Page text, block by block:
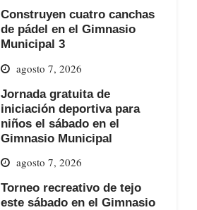
Construyen cuatro canchas
de pádel en el Gimnasio
Municipal 3
agosto 7, 2026
Jornada gratuita de
iniciación deportiva para
niños el sábado en el
Gimnasio Municipal
agosto 7, 2026
Torneo recreativo de tejo
este sábado en el Gimnasio